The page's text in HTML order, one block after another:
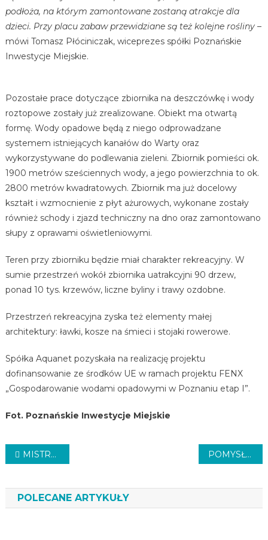
podłoża, na którym zamontowane zostaną atrakcje dla
dzieci. Przy placu zabaw przewidziane są też kolejne rośliny–
mówi Tomasz Płóciniczak, wiceprezes spółki Poznańskie
Inwestycje Miejskie.
Pozostałe prace dotyczące zbiornika na deszczówkę i wody
roztopowe zostały już zrealizowane. Obiekt ma otwartą
formę. Wody opadowe będą z niego odprowadzane
systemem istniejących kanałów do Warty oraz
wykorzystywane do podlewania zieleni. Zbiornik pomieści ok.
1900 metrów sześciennych wody, a jego powierzchnia to ok.
2800 metrów kwadratowych. Zbiornik ma już docelowy
kształt i wzmocnienie z płyt ażurowych, wykonane zostały
również schody i zjazd techniczny na dno oraz zamontowano
słupy z oprawami oświetleniowymi.
Teren przy zbiorniku będzie miał charakter rekreacyjny. W
sumie przestrzeń wokół zbiornika uatrakcyjni 90 drzew,
ponad 10 tys. krzewów, liczne byliny i trawy ozdobne.
Przestrzeń rekreacyjna zyska też elementy małej
architektury: ławki, kosze na śmieci i stojaki rowerowe.
Spółka Aquanet pozyskała na realizację projektu
dofinansowanie ze środków UE w ramach projektu FENX
„Gospodarowanie wodami opadowymi w Poznaniu etap I”.
Fot. Poznańskie Inwestycje Miejskie
Nawigacja
MISTRZOWSKA FETA LECHA (VIDEO) POMYSŁ NA SKWER
POLECANE ARTYKUŁY